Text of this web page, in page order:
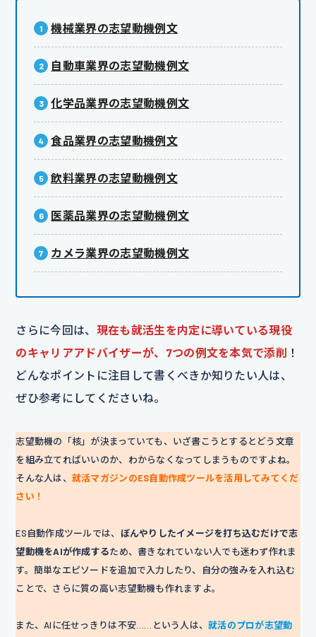
機械業界の志望動機例文
自動車業界の志望動機例文
化学品業界の志望動機例文
食品業界の志望動機例文
飲料業界の志望動機例文
医薬品業界の志望動機例文
カメラ業界の志望動機例文
さらに今回は、 現在も就活生を内定に導いている現役
のキャリアアドバイザーが、7つの例文を本気で添削 ！
どんなポイントに注目して書くべきか知りたい人は、
ぜひ参考にしてくださいね。
志望動機の「核」が決まっていても、いざ書こうとするとどう文章
を組み立てればいいのか、わからなくなってしまうものですよね。
そんな人は、 就活マガジンのES自動作成ツールを活用してみてくだ
さい！
ES自動作成ツールでは、 ぼんやりしたイメージを打ち込むだけで志
望動機をAIが作成するため、書きなれていない人でも迷わず作れま
す。簡単なエピソードを追加で入力したり、自分の強みを入れ込む
ことで、さらに質の高い志望動機も作れますよ。
また、AIに任せっきりは不安……という人は、就活のプロが志望動